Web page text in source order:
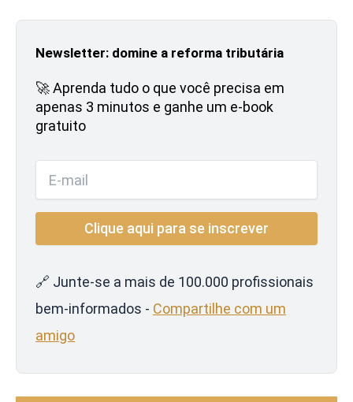
Newsletter: domine a reforma tributária
🚀 Aprenda tudo o que você precisa em
apenas 3 minutos e ganhe um e-book
gratuito
🔗 Junte-se a mais de 100.000 profissionais
bem-informados - Compartilhe com um
amigo